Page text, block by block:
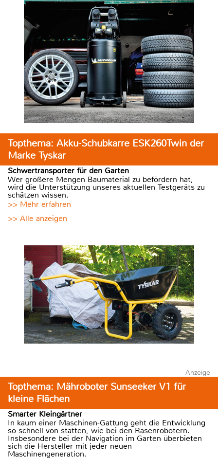
Topthema: Akku-Schubkarre ESK260Twin der
Marke Tyskar
Schwertransporter für den Garten
Wer größere Mengen Baumaterial zu befördern hat,
wird die Unterstützung unseres aktuellen Testgeräts zu
schätzen wissen.
>> Mehr erfahren
>> Alle anzeigen
Anzeige
Topthema: Mähroboter Sunseeker V1 für
kleine Flächen
Smarter Kleingärtner
In kaum einer Maschinen-Gattung geht die Entwicklung
so schnell von statten, wie bei den Rasenrobotern.
Insbesondere bei der Navigation im Garten überbieten
sich die Hersteller mit jeder neuen
Maschinengeneration.